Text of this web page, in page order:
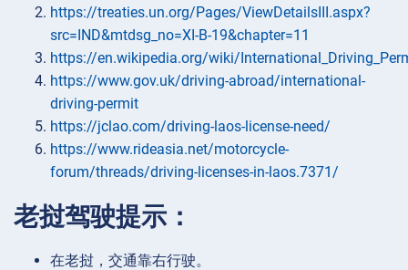
https://treaties.un.org/Pages/ViewDetailsIII.aspx?
src=IND&mtdsg_no=XI-B-19&chapter=11
https://en.wikipedia.org/wiki/
https://www.gov.uk/driving-abroad/international-
driving-permit
https://jclao.com/driving-laos-license-need/
https://www.rideasia.net/motorcycle-
forum/threads/driving-licenses-in-laos.7371/
老挝驾驶提示：
在老挝，交通靠右行驶。